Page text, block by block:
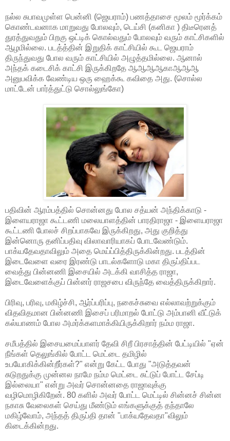
நல்ல சுபாவமுள்ள பென்னி (ஜெயராம்) பணத்தாசை மூலம் மூர்க்கம்
கொண்டவனாக மாறுவது போலவும், டெய்சி (கனிகா ) திடீரெனத்
துரத்துவதும் பிறகு ஒட்டிக் கொல்வதும் போலவும் வரும் காட்சிகளில்
ஆழமில்லை. படத்த்தின் இறுதிக் காட்சியில் கூட ஜெயராம்
திருந்துவது போல வரும் காட்சியில் அழுத்தமில்லை. ஆனால்
அந்தக் கடைசிக் காட்சி இருக்கிறதே ஆஆஆஆகாஆஆஆ
அனுபவிக்க வேண்டிய ஒரு ஹைக்கூ கவிதை அது. (சொல்ல
மாட்டேன் பார்த்துட்டு சொல்லுங்கோ)
பதிவின் ஆரம்பத்தில் சொன்னது போல சத்யன் அந்திக்காடு -
இளையராஜா கூட்டணி மலையாளத்தின் பாரதிராஜா - இளையராஜா
கூட்டணி போலச் சிறப்பாகவே இருக்கிறது, அது குறித்து
இன்னொரு தனிப்பதிவு விலாவாரியாகப் போடவேண்டும்.
பாக்யதேவதாவிலும் அதை மெய்ப்பித்திருக்கின்றது. படத்தின்
இடைவேளை வரை இரண்டு பாடல்களோடு மகா திருப்திப்பட
வைத்து பின்னணி இசையில் அடக்கி வாசித்த ராஜா,
இடைவேளைக்குப் பின்னர் ராஜசபை விருந்தே வைத்திருக்கிறார்.
பிரிவு, பரிவு, மகிழ்ச்சி, ஆர்ப்பரிப்பு, நகைச்சுவை எல்லாவற்றுக்கும்
விதவிதமான பின்னணி இசைப் பரிமாறல் போட்டு அம்பானி வீட்டுக்
கல்யாணம் போல அமர்க்களமாக்கியிருக்கிறார் நம்ம ராஜா.
சமீபத்தில் இசையமைப்பாளர் தேவி சிறீ பிரசாத்தின் பேட்டியில் "ஏன்
நீங்கள் தெலுங்கில் போட்ட மெட்டை தமிழில்
உபயோகிக்கின்றீர்கள்?" என்று கேட்ட போது "அடுத்தவன்
சுடுறதுக்கு முன்னல நாமே நம்ம மெட்டை சுட்டுப் போட்ட சேப்டி
இல்லையா" என்று அவர் சொன்னதை ராஜாவுக்கு
வழிமொழிகிறேன். 80 களில் அவர் போட்ட மெட்டில் சின்னச் சின்ன
நகாசு வேலைகள் செய்து மீண்டும் எங்களுக்குத் தந்தாலே
மகிழ்வோம், அந்தத் திருப்தி தான் "பாக்யதேவதா"விலும்
கிடைக்கின்றது.